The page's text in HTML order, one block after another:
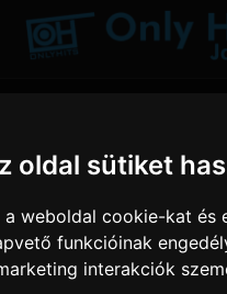
oldal sütiket
a weboldal cookie-kat és
funkcióinak
interakciók